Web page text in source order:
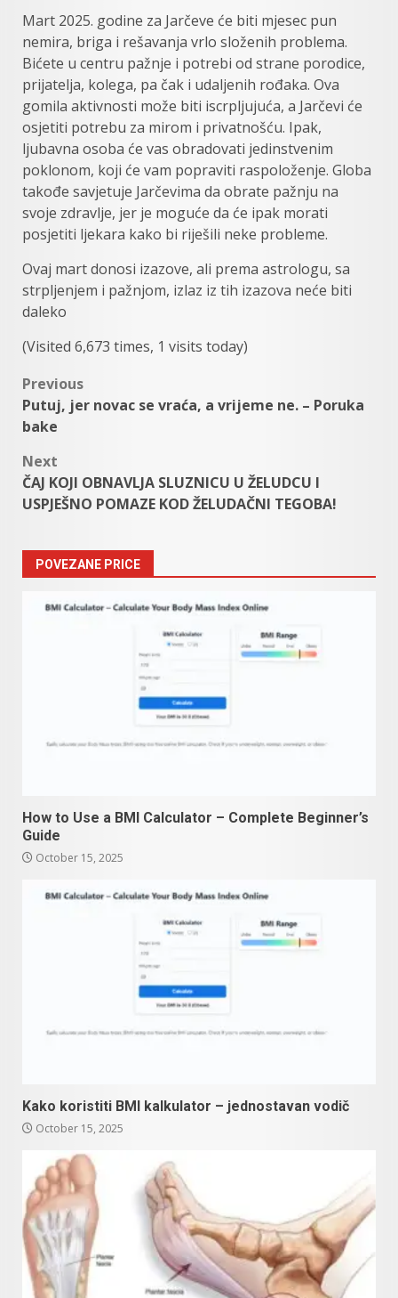
Mart 2025. godine za Jarčeve će biti mjesec pun
nemira, briga i rešavanja vrlo složenih problema.
Bićete u centru pažnje i potrebi od strane porodice,
prijatelja, kolega, pa čak i udaljenih rođaka. Ova
gomila aktivnosti može biti iscrpljujuća, a Jarčevi će
osjetiti potrebu za mirom i privatnošću. Ipak,
ljubavna osoba će vas obradovati jedinstvenim
poklonom, koji će vam popraviti raspoloženje. Globa
takođe savjetuje Jarčevima da obrate pažnju na
svoje zdravlje, jer je moguće da će ipak morati
posjetiti ljekara kako bi riješili neke probleme.
Ovaj mart donosi izazove, ali prema astrologu, sa
strpljenjem i pažnjom, izlaz iz tih izazova neće biti
daleko
(Visited 6,673 times, 1 visits today)
Post
navigation
Previous
Putuj, jer novac se vraća, a vrijeme ne. – Poruka
bake
Next
ČAJ KOJI OBNAVLJA SLUZNICU U ŽELUDCU I
USPJEŠNO POMAZE KOD ŽELUDAČNI TEGOBA!
POVEZANE PRICE
How to Use a BMI Calculator – Complete Beginner’s
Guide
October 15, 2025
Kako koristiti BMI kalkulator – jednostavan vodič
October 15, 2025